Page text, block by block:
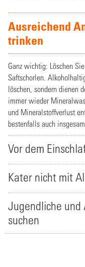
Ausreichend
trinken
Ganz wichtig: Löschen
Saftschorlen.
löschen, sondern dienen
immer wieder
und Mineralstoffverlust
bestenfalls auch
Vor dem
Kater nicht mit
Jugendliche und
suchen